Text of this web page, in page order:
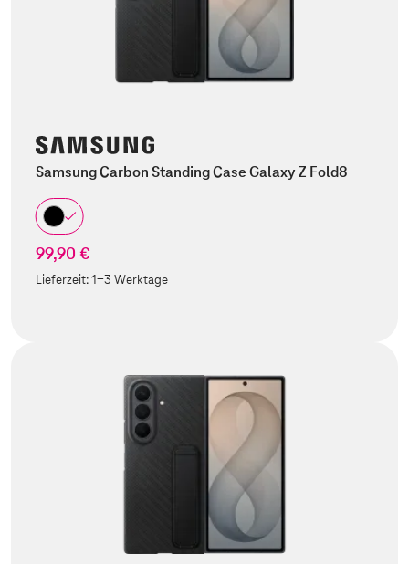
Samsung Carbon Standing Case Galaxy Z Fold8
99,90 €
Lieferzeit:1-3 Werktage